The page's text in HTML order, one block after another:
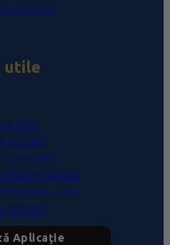
frecvente
utile
meu
și plată
și condiții
cookie-urile
proiect
Aplicație